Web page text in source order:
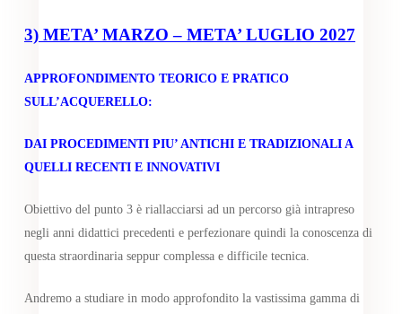
3)META’ MARZO – META’ LUGLIO 2027
APPROFONDIMENTO TEORICO E PRATICO
SULL’ACQUERELLO:
DAI PROCEDIMENTI PIU’ ANTICHI E TRADIZIONALI A
QUELLI RECENTI E INNOVATIVI
Obiettivo del punto 3 è riallacciarsi ad un percorso già intrapreso
negli anni didattici precedenti e perfezionare quindi la conoscenza di
questa straordinaria seppur complessa e difficile tecnica.
Andremo a studiare in modo approfondito la vastissima gamma di